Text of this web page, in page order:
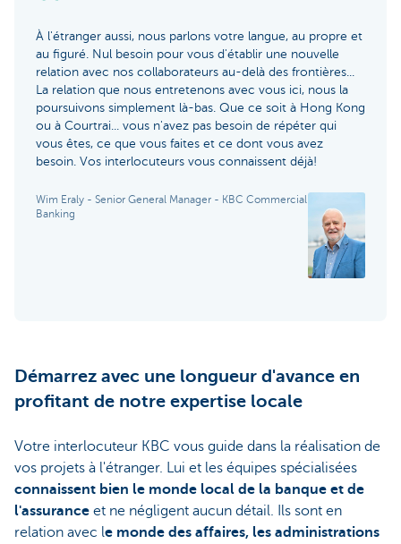
À l'étranger aussi, nous parlons votre langue, au propre et
au figuré. Nul besoin pour vous d'établir une nouvelle
relation avec nos collaborateurs au-delà des frontières...
La relation que nous entretenons avec vous ici, nous la
poursuivons simplement là-bas. Que ce soit à Hong Kong
ou à Courtrai... vous n'avez pas besoin de répéter qui
vous êtes, ce que vous faites et ce dont vous avez
besoin. Vos interlocuteurs vous connaissent déjà!
Wim Eraly - Senior General Manager - KBC Commercial
Banking
Démarrez avec une longueur d'avance en
profitant de notre expertise locale
Votre interlocuteur KBC vous guide dans la réalisation de
vos projets à l'étranger. Lui et les équipes spécialisées
connaissent bien le monde local de la banque et de
l'assurance et ne négligent aucun détail. Ils sont en
relation avec le monde des affaires, les administrations